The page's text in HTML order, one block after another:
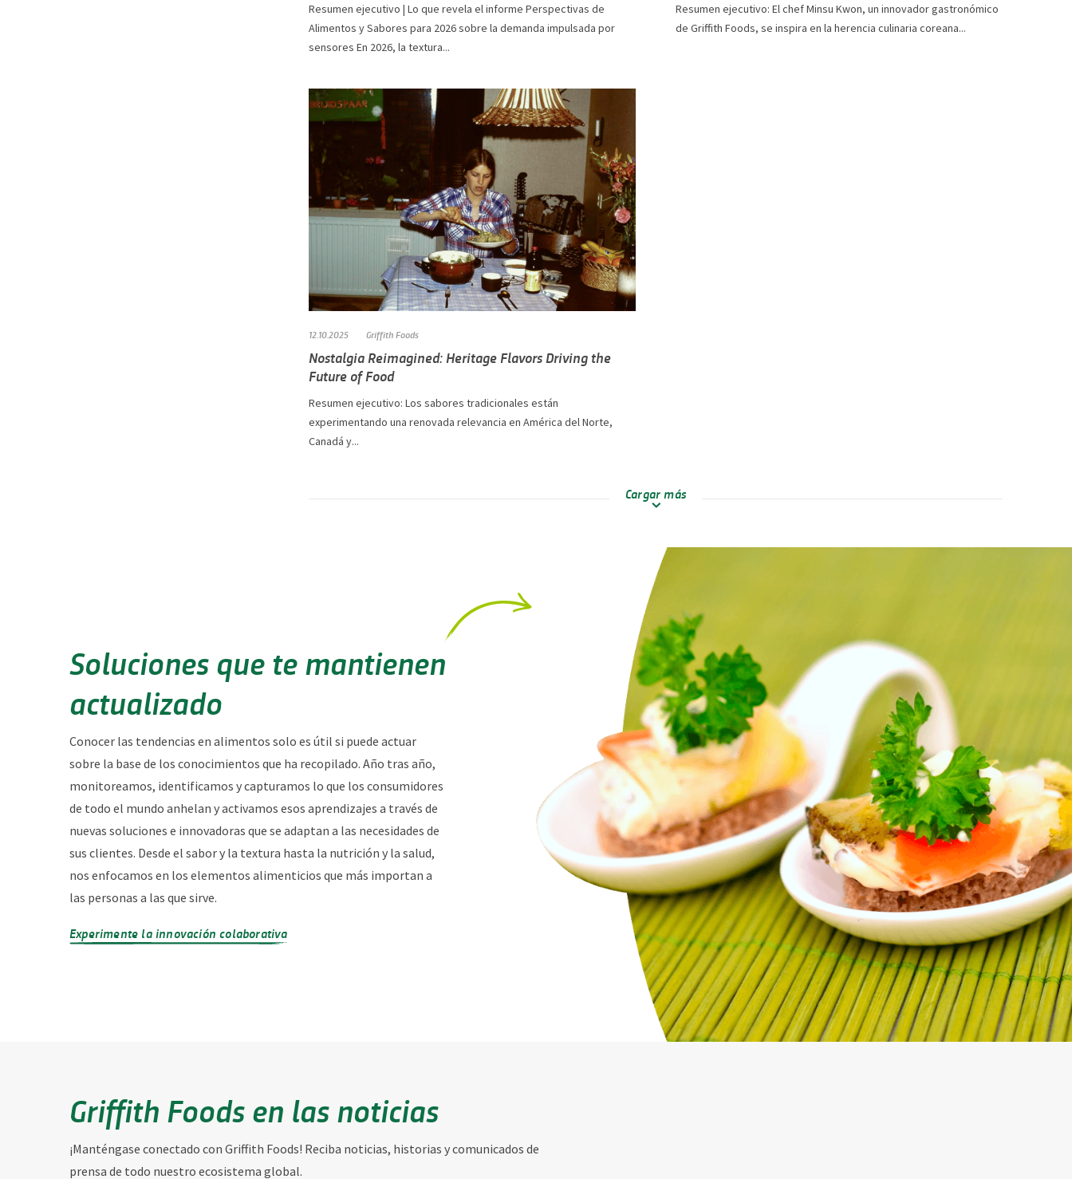
Resumen ejecutivo | Lo que revela el informe Perspectivas de
Alimentos y Sabores para 2026 sobre la demanda impulsada por
sensores En 2026, la textura...
Resumen ejecutivo: El chef Minsu Kwon, un innovador gastronómico
de Griffith Foods, se inspira en la herencia culinaria coreana...
12.10.2025 Griffith Foods
Nostalgia Reimagined: Heritage Flavors Driving the
Future of Food
Resumen ejecutivo: Los sabores tradicionales están
experimentando una renovada relevancia en América del Norte,
Canadá y...
Cargar más
Soluciones que te mantienen
actualizado
Conocer las tendencias en alimentos solo es útil si puede actuar
sobre la base de los conocimientos que ha recopilado. Año tras año,
monitoreamos, identificamos y capturamos lo que los consumidores
de todo el mundo anhelan y activamos esos aprendizajes a través de
nuevas soluciones e innovadoras que se adaptan a las necesidades de
sus clientes. Desde el sabor y la textura hasta la nutrición y la salud,
nos enfocamos en los elementos alimenticios que más importan a
las personas a las que sirve.
Experimente la innovación colaborativa
Griffith Foods en las noticias
¡Manténgase conectado con Griffith Foods! Reciba noticias, historias y comunicados de
prensa de todo nuestro ecosistema global.